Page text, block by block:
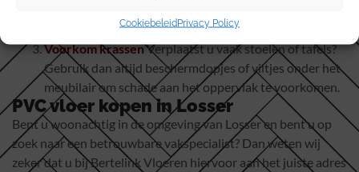
CookiebeleidPrivacy Policy
Voorkom krassenVerplaatst u vaak stoelen of tafels?
Gebruik dan altijd beschermdopjes of viltjes onder het
meubilair om schade aan het oppervlak te voorkomen.
PVC vloer kopen in Losser
Bent u woonachtig in de omgeving van Losser en bent u op
zoek naar een betrouwbare vakspecialist? Dan weten wij
zeker dat u bij Bertelink Vloeren hiervoor aan het juiste adres